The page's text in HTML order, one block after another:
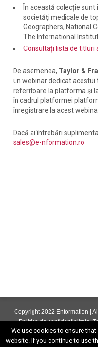
În această colecție
societăți medicale de
Geographers, National
The International
Consultați lista de titluri
De asemenea, Taylor &
un webinar dedicat
referitoare la platforma și
în cadrul platformei
înregistrare la acest
Dacă ai întrebări
sales@e-nformation.ro
Copyright 2022 Enformation |
Politica de confidentialitate|
We use cookies to ensure
website. If you continue to use